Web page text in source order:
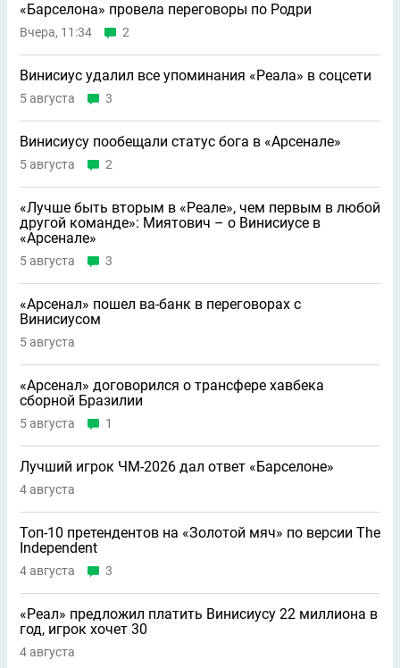
«Барселона» провела переговоры по Родри
Вчера, 11:34 2
Винисиус удалил все упоминания «Реала» в соцсети
5 августа 3
Винисиусу пообещали статус бога в «Арсенале»
5 августа 2
«Лучше быть вторым в «Реале», чем первым в любой
другой команде»: Миятович – о Винисиусе в
«Арсенале»
5 августа 3
«Арсенал» пошел ва-банк в переговорах с
Винисиусом
5 августа
«Арсенал» договорился о трансфере хавбека
сборной Бразилии
5 августа 1
Лучший игрок ЧМ-2026 дал ответ «Барселоне»
4 августа
Топ-10 претендентов на «Золотой мяч» по версии The
Independent
4 августа 3
«Реал» предложил платить Винисиусу 22 миллиона в
год, игрок хочет 30
4 августа